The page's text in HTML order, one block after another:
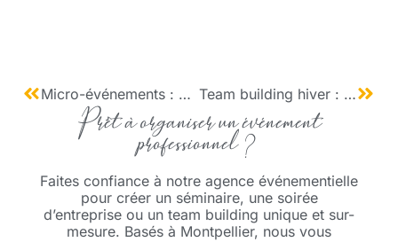
Micro-événements : moins nombreux, mais plus puissants Team building hiver : saison idéale pour renforcer la cohésion
Prêt à organiser un événement
professionnel ?
Faites confiance à notre agence événementielle
pour créer un séminaire, une soirée
d’entreprise ou un team building unique et sur-
mesure. Basés à Montpellier, nous vous